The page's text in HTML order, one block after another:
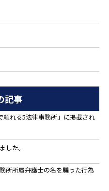
記事
頼れる5法律事務所」に掲載され
した。
所所属弁護士の名を騙った行為